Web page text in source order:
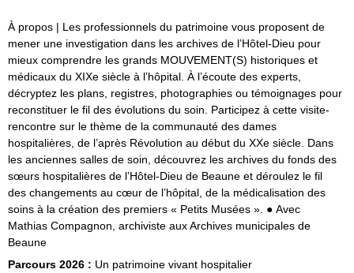
À propos | Les professionnels du patrimoine vous proposent de
mener une investigation dans les archives de l’Hôtel-Dieu pour
mieux comprendre les grands MOUVEMENT(S) historiques et
médicaux du XIXe siècle à l’hôpital. À l’écoute des experts,
décryptez les plans, registres, photographies ou témoignages pour
reconstituer le fil des évolutions du soin. Participez à cette visite-
rencontre sur le thème de la communauté des dames
hospitalières, de l’après Révolution au début du XXe siècle. Dans
les anciennes salles de soin, découvrez les archives du fonds des
sœurs hospitalières de l’Hôtel-Dieu de Beaune et déroulez le fil
des changements au cœur de l’hôpital, de la médicalisation des
soins à la création des premiers « Petits Musées ». ● Avec
Mathias Compagnon, archiviste aux Archives municipales de
Beaune
Parcours 2026 : Un patrimoine vivant hospitalier